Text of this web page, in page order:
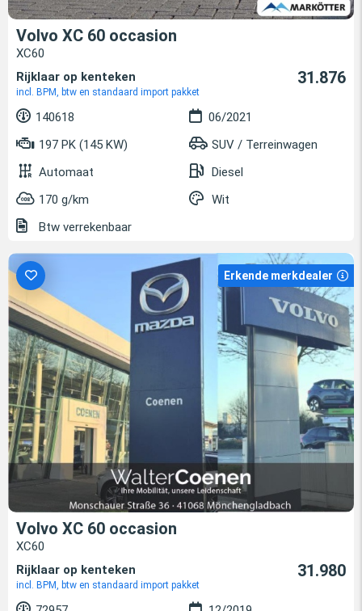
Volvo XC 60 occasion
XC60
Rijklaar op kenteken
incl. BPM, btw en standaard import pakket
31.876
140618
06/2021
197 PK (145 KW)
SUV / Terreinwagen
Automaat
Diesel
170 g/km
Wit
Btw verrekenbaar
Erkende merkdealer
Volvo XC 60 occasion
XC60
Rijklaar op kenteken
incl. BPM, btw en standaard import pakket
31.980